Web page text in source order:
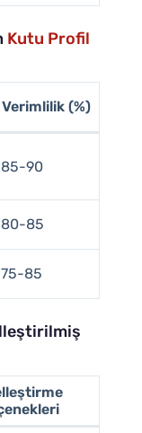
Kutu Profil
Verimlilik (%)
85-90
80-85
75-85